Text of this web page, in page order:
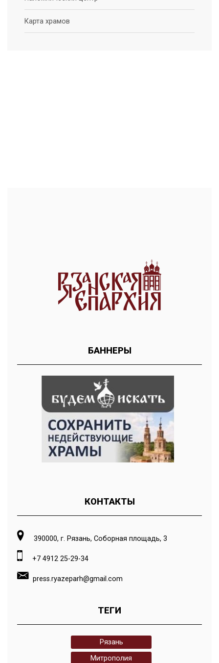
Карта храмов
БАННЕРЫ
КОНТАКТЫ
390000, г. Рязань, Соборная площадь, 3
+7 4912 25-29-34
press.ryazeparh@gmail.com
ТЕГИ
Рязань
Митрополия